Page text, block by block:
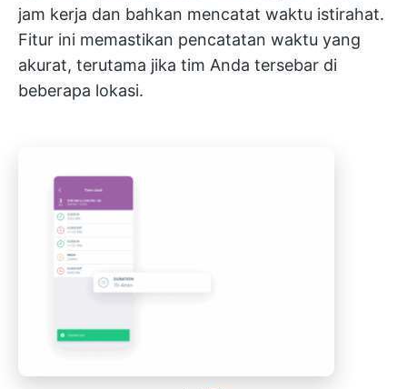
jam kerja dan bahkan mencatat waktu istirahat.
Fitur ini memastikan pencatatan waktu yang
akurat, terutama jika tim Anda tersebar di
beberapa lokasi.